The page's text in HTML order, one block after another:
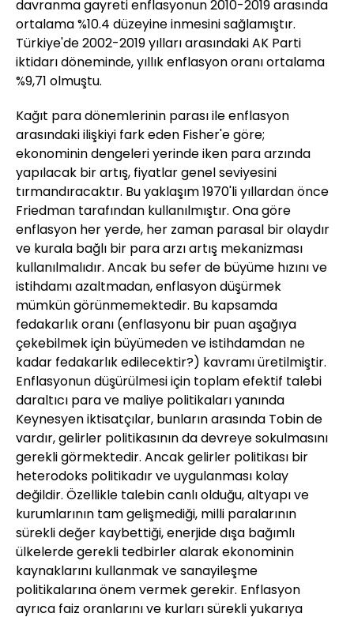
davranma gayreti enflasyonun 2010-2019 arasında
ortalama %10.4 düzeyine inmesini sağlamıştır.
Türkiye'de 2002-2019 yılları arasındaki AK Parti
iktidarı döneminde, yıllık enflasyon oranı ortalama
%9,71 olmuştu.
Kağıt para dönemlerinin parası ile enflasyon
arasındaki ilişkiyi fark eden Fisher'e göre;
ekonominin dengeleri yerinde iken para arzında
yapılacak bir artış, fiyatlar genel seviyesini
tırmandıracaktır. Bu yaklaşım 1970'li yıllardan önce
Friedman tarafından kullanılmıştır. Ona göre
enflasyon her yerde, her zaman parasal bir olaydır
ve kurala bağlı bir para arzı artış mekanizması
kullanılmalıdır. Ancak bu sefer de büyüme hızını ve
istihdamı azaltmadan, enflasyon düşürmek
mümkün görünmemektedir. Bu kapsamda
fedakarlık oranı (enflasyonu bir puan aşağıya
çekebilmek için büyümeden ve istihdamdan ne
kadar fedakarlık edilecektir?) kavramı üretilmiştir.
Enflasyonun düşürülmesi için toplam efektif talebi
daraltıcı para ve maliye politikaları yanında
Keynesyen iktisatçılar, bunların arasında Tobin de
vardır, gelirler politikasının da devreye sokulmasını
gerekli görmektedir. Ancak gelirler politikası bir
heterodoks politikadır ve uygulanması kolay
değildir. Özellikle talebin canlı olduğu, altyapı ve
kurumlarının tam gelişmediği, milli paralarının
sürekli değer kaybettiği, enerjide dışa bağımlı
ülkelerde gerekli tedbirler alarak ekonominin
kaynaklarını kullanmak ve sanayileşme
politikalarına önem vermek gerekir. Enflasyon
ayrıca faiz oranlarını ve kurları sürekli yukarıya